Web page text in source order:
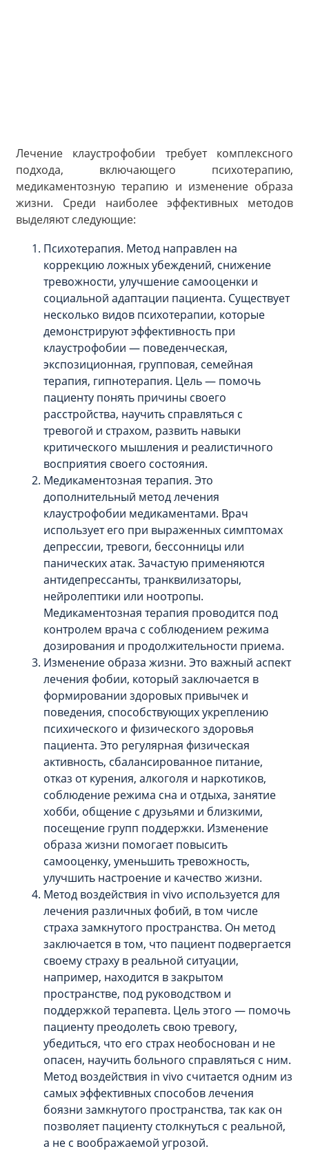
Лечение клаустрофобии требует комплексного
подхода, включающего психотерапию,
медикаментозную терапию и изменение образа
жизни. Среди наиболее эффективных методов
выделяют следующие:
Психотерапия. Метод направлен на
коррекцию ложных убеждений, снижение
тревожности, улучшение самооценки и
социальной адаптации пациента. Существует
несколько видов психотерапии, которые
демонстрируют эффективность при
клаустрофобии — поведенческая,
экспозиционная, групповая, семейная
терапия, гипнотерапия. Цель — помочь
пациенту понять причины своего
расстройства, научить справляться с
тревогой и страхом, развить навыки
критического мышления и реалистичного
восприятия своего состояния.
Медикаментозная терапия. Это
дополнительный метод лечения
клаустрофобии медикаментами. Врач
использует его при выраженных симптомах
депрессии, тревоги, бессонницы или
панических атак. Зачастую применяются
антидепрессанты, транквилизаторы,
нейролептики или ноотропы.
Медикаментозная терапия проводится под
контролем врача с соблюдением режима
дозирования и продолжительности приема.
Изменение образа жизни. Это важный аспект
лечения фобии, который заключается в
формировании здоровых привычек и
поведения, способствующих укреплению
психического и физического здоровья
пациента. Это регулярная физическая
активность, сбалансированное питание,
отказ от курения, алкоголя и наркотиков,
соблюдение режима сна и отдыха, занятие
хобби, общение с друзьями и близкими,
посещение групп поддержки. Изменение
образа жизни помогает повысить
самооценку, уменьшить тревожность,
улучшить настроение и качество жизни.
Метод воздействия in vivo используется для
лечения различных фобий, в том числе
страха замкнутого пространства. Он метод
заключается в том, что пациент подвергается
своему страху в реальной ситуации,
например, находится в закрытом
пространстве, под руководством и
поддержкой терапевта. Цель этого — помочь
пациенту преодолеть свою тревогу,
убедиться, что его страх необоснован и не
опасен, научить больного справляться с ним.
Метод воздействия in vivo считается одним из
самых эффективных способов лечения
боязни замкнутого пространства, так как он
позволяет пациенту столкнуться с реальной,
а не с воображаемой угрозой.